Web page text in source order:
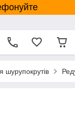
шурупокрутів